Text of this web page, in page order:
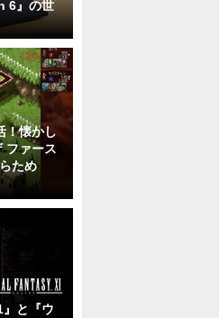
6』の世
！懐かし
ファース
ため
』と『ウ